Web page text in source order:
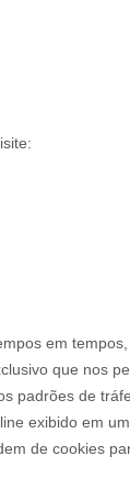
em
que nos
padrões de
exibido em
de cookies